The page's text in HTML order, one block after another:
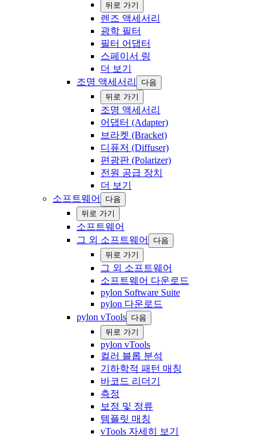
‍뒤로 ‍가기
렌즈 액세서리
광학 필터
필터 어댑터
스페이서 링
더 보기
조명 액세서리
다음
‍뒤로 ‍가기
조명 액세서리
어댑터 (Adapter)
브라켓 (Bracket)
디퓨저 (Diffuser)
편광판 (Polarizer)
전원 공급 장치
더 보기
소프트웨어
다음
‍뒤로 ‍가기
소프트웨어
그 외 소프트웨어
다음
‍뒤로 ‍가기
그 외 소프트웨어
소프트웨어 다운로드
pylon Software Suite
pylon 다운로드
pylon vTools 다음
‍뒤로 ‍가기
pylon vTools
컬러 블롭 분석
기하학적 패턴 매칭
바코드 리더기
측정
보정 및 정류
템플릿 매칭
vTools 자세히 보기